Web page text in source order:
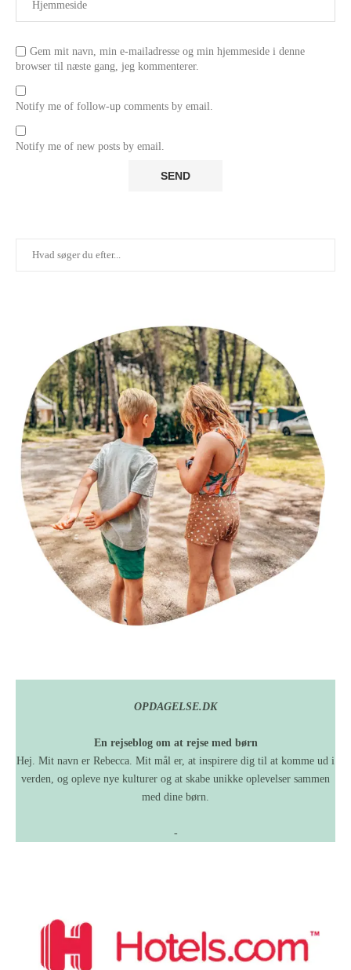
Gem mit navn, min e-mailadresse og min hjemmeside i denne
browser til næste gang, jeg kommenterer.
Notify me of follow-up comments by email.
Notify me of new posts by email.
OPDAGELSE.DK
En rejseblog om at rejse med børn
Hej. Mit navn er Rebecca. Mit mål er, at inspirere dig til at komme ud i
verden, og opleve nye kulturer og at skabe unikke oplevelser sammen
med dine børn.
-